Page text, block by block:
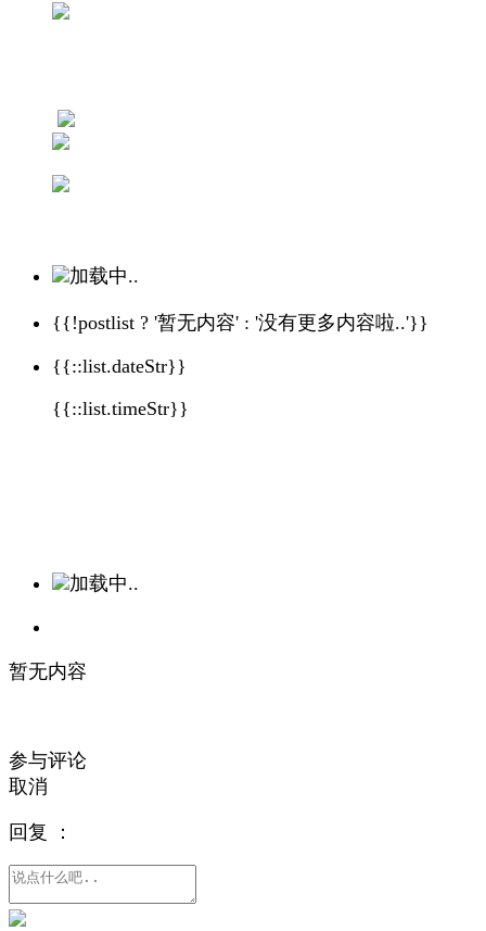
加载中..
{{!postlist ? '暂无内容' : '没有更多内容啦..'}}
{{::list.dateStr}}
{{::list.timeStr}}
加载中..
暂无内容
参与评论
取消
回复 ：